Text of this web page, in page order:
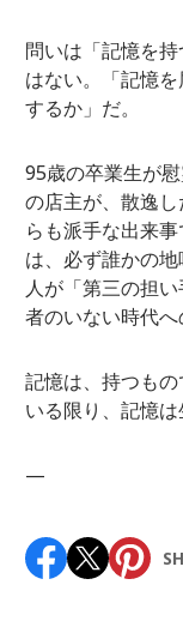
問いは「記憶を
はない。「記憶
するか」だ。
95歳の卒業生が
の店主が、散逸
らも派手な出来
は、必ず誰かの
人が「第三の担
者のいない時代へ
記憶は、持つも
いる限り、記憶は
—